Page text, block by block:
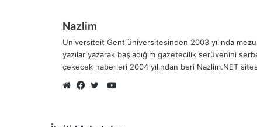
Nazlim
Universiteit Gent üniversitesinden 2003 yılında
yazılar yazarak başladığım gazetecilik serüvenini
çekecek haberleri 2004 yılından beri Nazlim.NET
YouTube